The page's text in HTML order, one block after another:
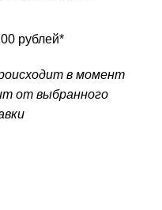
рублей*
в момент
от выбранного